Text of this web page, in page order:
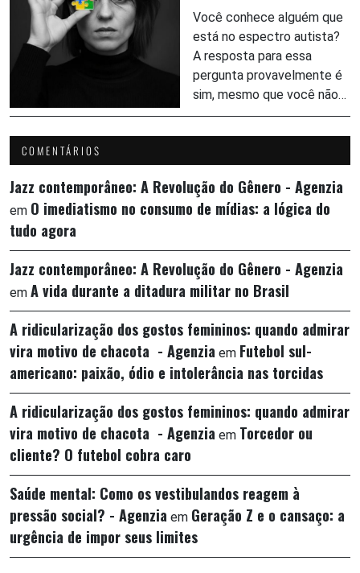
Você conhece alguém que
está no espectro autista?
A resposta para essa
pergunta provavelmente é
sim, mesmo que você não…
COMENTÁRIOS
Jazz contemporâneo: A Revolução do Gênero - Agenzia
em O imediatismo no consumo de mídias: a lógica do
tudo agora
Jazz contemporâneo: A Revolução do Gênero - Agenzia
em A vida durante a ditadura militar no Brasil
A ridicularização dos gostos femininos: quando admirar
vira motivo de chacota - Agenzia em Futebol sul-
americano: paixão, ódio e intolerância nas torcidas
A ridicularização dos gostos femininos: quando admirar
vira motivo de chacota - Agenzia em Torcedor ou
cliente? O futebol cobra caro
Saúde mental: Como os vestibulandos reagem à
pressão social? - Agenzia em Geração Z e o cansaço: a
urgência de impor seus limites